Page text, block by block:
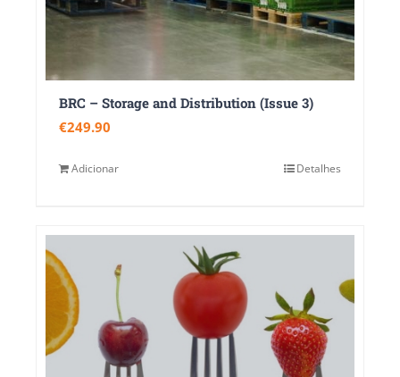
BRC – Storage and Distribution (Issue 3)
€249.90
Adicionar Detalhes